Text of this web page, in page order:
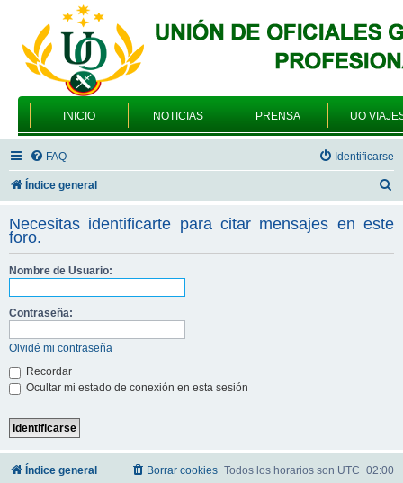
INICIO NOTICIAS PRENSA UO
FAQ Identificarse
Índice general
c
Necesitas identificarte para citar mensajes en este
foro.
Nombre de Usuario:
Contraseña:
Olvidé mi contraseña
Recordar
Ocultar mi estado de conexión en esta sesión
Índice general Todos los horarios son UTC+02:00
Borrar cookies